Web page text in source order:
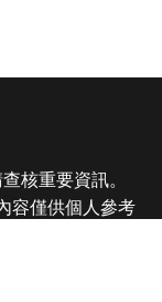
核重要資訊。
容僅供個人參考